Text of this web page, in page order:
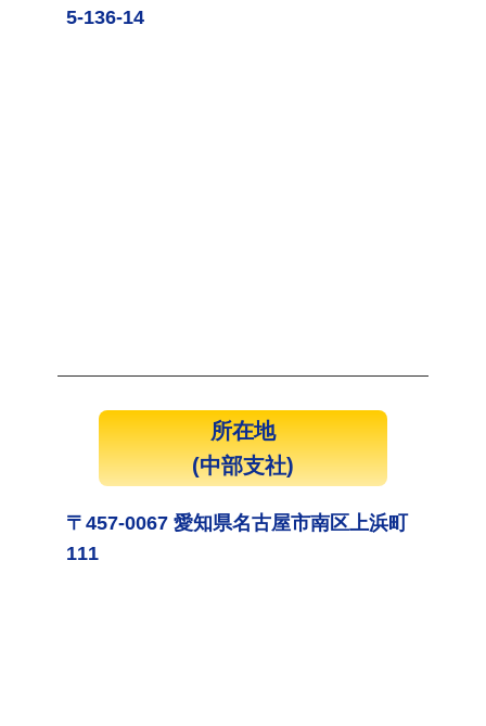
5-136-14
所在地
(中部支社)
〒457-0067 愛知県名古屋市南区上浜町
111